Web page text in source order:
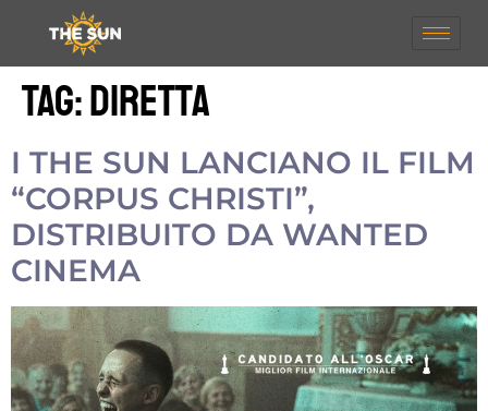
Tag:diretta
I THE SUN LANCIANO IL FILM
“CORPUS CHRISTI”,
DISTRIBUITO DA WANTED
CINEMA